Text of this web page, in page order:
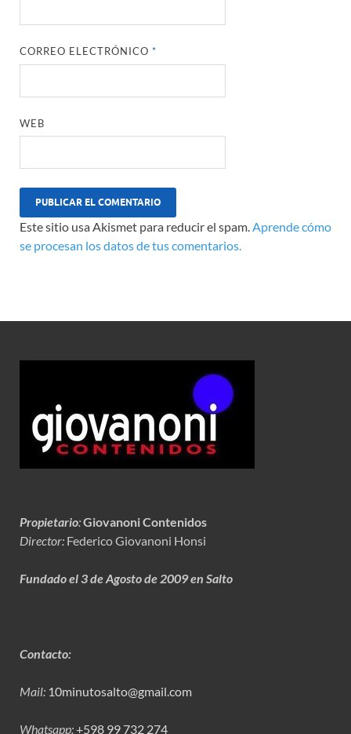
CORREO ELECTRÓNICO*
WEB
Este sitio usa Akismet para reducir el spam.Aprende cómo
se procesan los datos de tus comentarios.
Propietario:Giovanoni Contenidos
Director: Federico Giovanoni Honsi
Fundado el 3 de Agosto de 2009 en Salto
Contacto:
Mail: 10minutosalto@gmail.com
Whatsapp:+598 99 732 274